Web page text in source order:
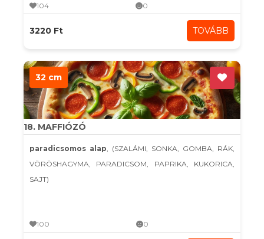
104 0
3220 Ft TOVÁBB
32 cm
18. MAFFIÓZÓ
paradicsomos alap, (SZALÁMI, SONKA, GOMBA, RÁK,
VÖRÖSHAGYMA, PARADICSOM, PAPRIKA, KUKORICA,
SAJT)
100 0